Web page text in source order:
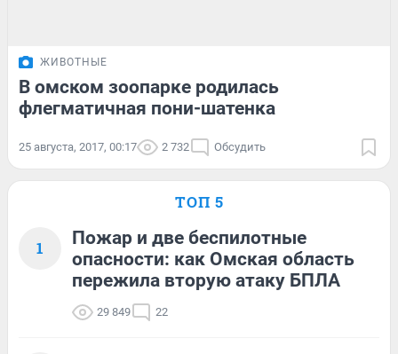
ЖИВОТНЫЕ
В омском зоопарке родилась
флегматичная пони-шатенка
25 августа, 2017, 00:17 2 732 Обсудить
ТОП 5
1
Пожар и две беспилотные
опасности: как Омская область
пережила вторую атаку БПЛА
29 849 22